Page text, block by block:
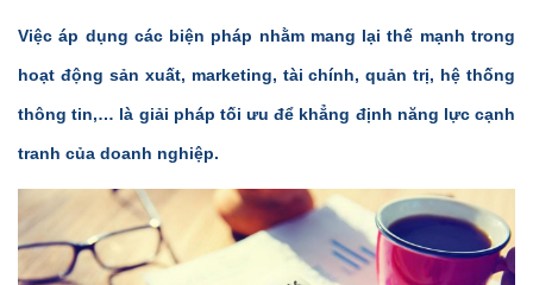
Việc áp dụng các biện pháp nhằm mang lại thế mạnh trong
hoạt động sản xuất, marketing, tài chính, quản trị, hệ thống
thông tin,… là giải pháp tối ưu để khẳng định năng lực cạnh
tranh của doanh nghiệp.